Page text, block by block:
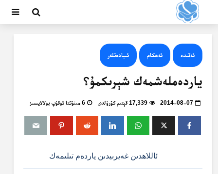
ئەقىدە ئەھكام ئىبادەتلەر
ياردەملەشمەك شېرىكمۇ؟
2014-08-07 17,339 قېتىم كۆرۈلدى 6 مىنۇتتا ئوقۇپ بولالايسىز
ئاللاھدىن غەيرىيدىن ياردەم تىلىمەك